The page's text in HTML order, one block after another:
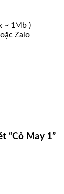
~ 1Mb )
Zalo
“Cỏ May 1”